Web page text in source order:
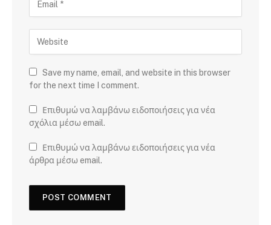
Save my name, email, and website in this browser
for the next time I comment.
Επιθυμώ να λαμβάνω ειδοποιήσεις για νέα
σχόλια μέσω email.
Επιθυμώ να λαμβάνω ειδοποιήσεις για νέα
άρθρα μέσω email.